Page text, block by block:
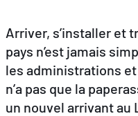
Arriver, s’installer et
pays n’est jamais
les administrations
n’a pas que la
un nouvel arrivant